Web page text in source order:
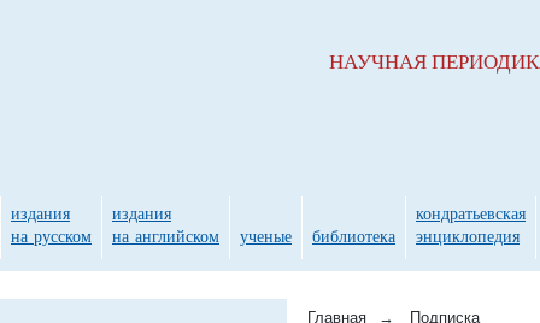
Главная → Подписка
НАУЧНАЯ
издания
на русском
издания
на английском
ученые библиотека
кондратьевская
энциклопедия